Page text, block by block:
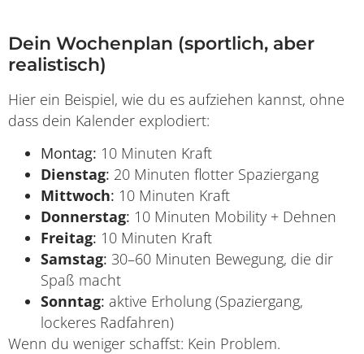
Dein Wochenplan (sportlich, aber
realistisch)
Hier ein Beispiel, wie du es aufziehen kannst, ohne
dass dein Kalender explodiert:
Montag: 10 Minuten Kraft
Dienstag: 20 Minuten flotter Spaziergang
Mittwoch: 10 Minuten Kraft
Donnerstag: 10 Minuten Mobility + Dehnen
Freitag: 10 Minuten Kraft
Samstag: 30–60 Minuten Bewegung, die dir
Spaß macht
Sonntag: aktive Erholung (Spaziergang,
lockeres Radfahren)
Wenn du weniger schaffst: Kein Problem.